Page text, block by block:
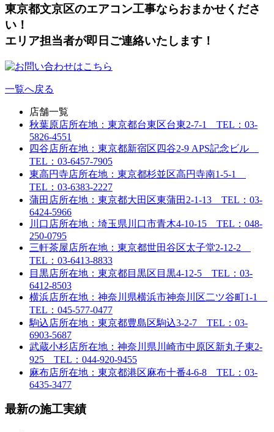
東京都文京区のエアコン工事ならおまかせくださ
い！
エリア担当者が即日ご連絡いたします！
一覧へ戻る
店舗一覧
秋葉原店所在地：東京都台東区台東2-7-1 TEL：03-
5826-4551
四谷店所在地：東京都新宿区四谷2-9 APS記念ビル
TEL：03-6457-7905
東高円寺店所在地：東京都杉並区高円寺南1-5-1
TEL：03-6383-2227
蒲田店所在地：東京都大田区東蒲田2-1-13 TEL：03-
6424-5966
川口店所在地：埼玉県川口市青木4-10-15 TEL：048-
250-0795
三軒茶屋店所在地：東京都世田谷区太子堂2-12-2
TEL：03-6413-8833
目黒店所在地：東京都目黒区目黒4-12-5 TEL：03-
6412-8503
横浜店所在地：神奈川県横浜市神奈川区二ツ谷町1-1
TEL：045-577-0477
駒込店所在地：東京都豊島区駒込3-2-7 TEL：03-
6903-5687
武蔵小杉店所在地：神奈川県川崎市中原区新丸子東2-
925 TEL：044-920-9455
麻布店所在地：東京都港区麻布十番4-6-8 TEL：03-
6435-3477
最新の施工実績